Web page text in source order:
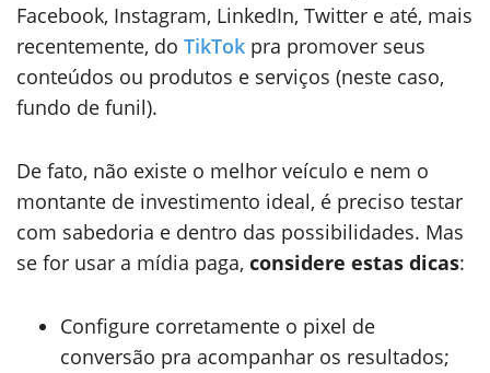
Facebook, Instagram, LinkedIn, Twitter e até, mais
recentemente, do TikTok pra promover seus
conteúdos ou produtos e serviços (neste caso,
fundo de funil).
De fato, não existe o melhor veículo e nem o
montante de investimento ideal, é preciso testar
com sabedoria e dentro das possibilidades. Mas
se for usar a mídia paga, considere estas dicas:
Configure corretamente o pixel de
conversão pra acompanhar os resultados;